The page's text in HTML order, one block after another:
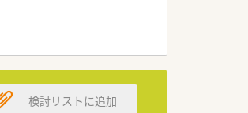
枚前後の処方箋を
検討リストに追加